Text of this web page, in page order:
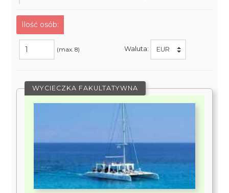
Ilość osób:
(max. 8) Waluta:
WYCIECZKA FAKULTATYWNA